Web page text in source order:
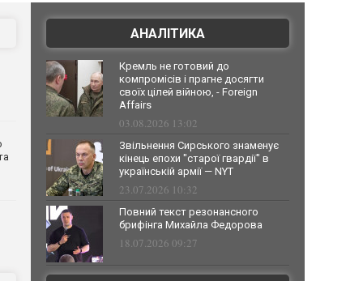
АНАЛІТИКА
Кремль не готовий до
компромісів і прагне досягти
своїх цілей війною, - Foreign
Affairs
03.08.2026 13:02
Звільнення Сирського знаменує
кінець епохи "старої гвардії" в
українській армії — NYT
23.07.2026 10:32
Повний текст резонансного
брифінга Михайла Федорова
18.07.2026 09:27